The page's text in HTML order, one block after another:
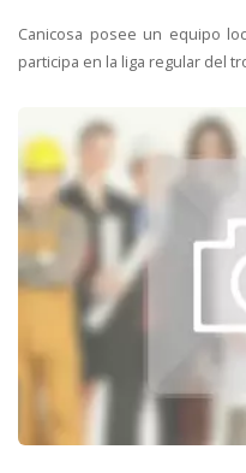
Canicosa posee un equipo
participa en la liga regular del